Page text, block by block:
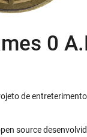
0
de
source